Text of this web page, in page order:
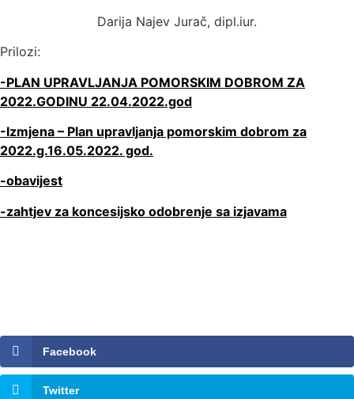
Darija Najev Jurač, dipl.iur.
Prilozi:
-PLAN UPRAVLJANJA POMORSKIM DOBROM ZA
2022.GODINU 22.04.2022.god
-Izmjena – Plan upravljanja pomorskim dobrom za
2022.g.16.05.2022. god.
-obavijest
-zahtjev za koncesijsko odobrenje sa izjavama
Facebook
Twitter